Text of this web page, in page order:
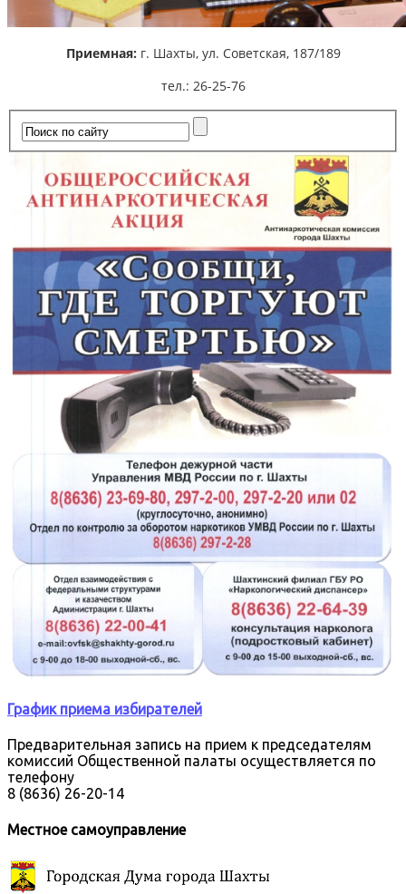
Приемная: г. Шахты, ул. Советская, 187/189
тел.: 26-25-76
График приема избирателей
Предварительная запись на прием к председателям
комиссий Общественной палаты осуществляется по
телефону
8 (8636) 26-20-14
Местное самоуправление